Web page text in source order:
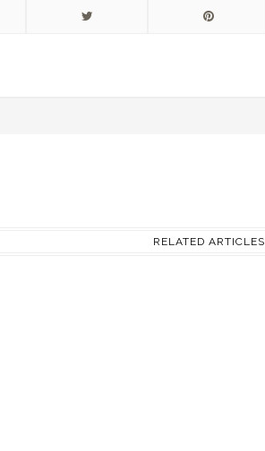
RELATED ARTICLES